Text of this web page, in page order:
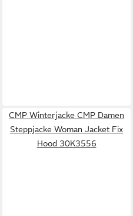
CMP Winterjacke CMP Damen
Steppjacke Woman Jacket Fix
Hood 30K3556